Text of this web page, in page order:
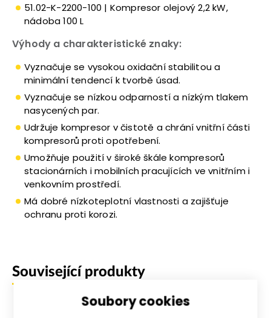
51.02-K-2200-100 | Kompresor olejový 2,2 kW,
nádoba 100 L
Výhody a charakteristické znaky:
Vyznačuje se vysokou oxidační stabilitou a
minimální tendencí k tvorbě úsad.
Vyznačuje se nízkou odparností a nízkým tlakem
nasycených par.
Udržuje kompresor v čistotě a chrání vnitřní části
kompresorů proti opotřebení.
Umožňuje použití v široké škále kompresorů
stacionárních i mobilních pracujících ve vnitřním i
venkovním prostředí.
Má dobré nízkoteplotní vlastnosti a zajišťuje
ochranu proti korozi.
Související produkty
Soubory cookies